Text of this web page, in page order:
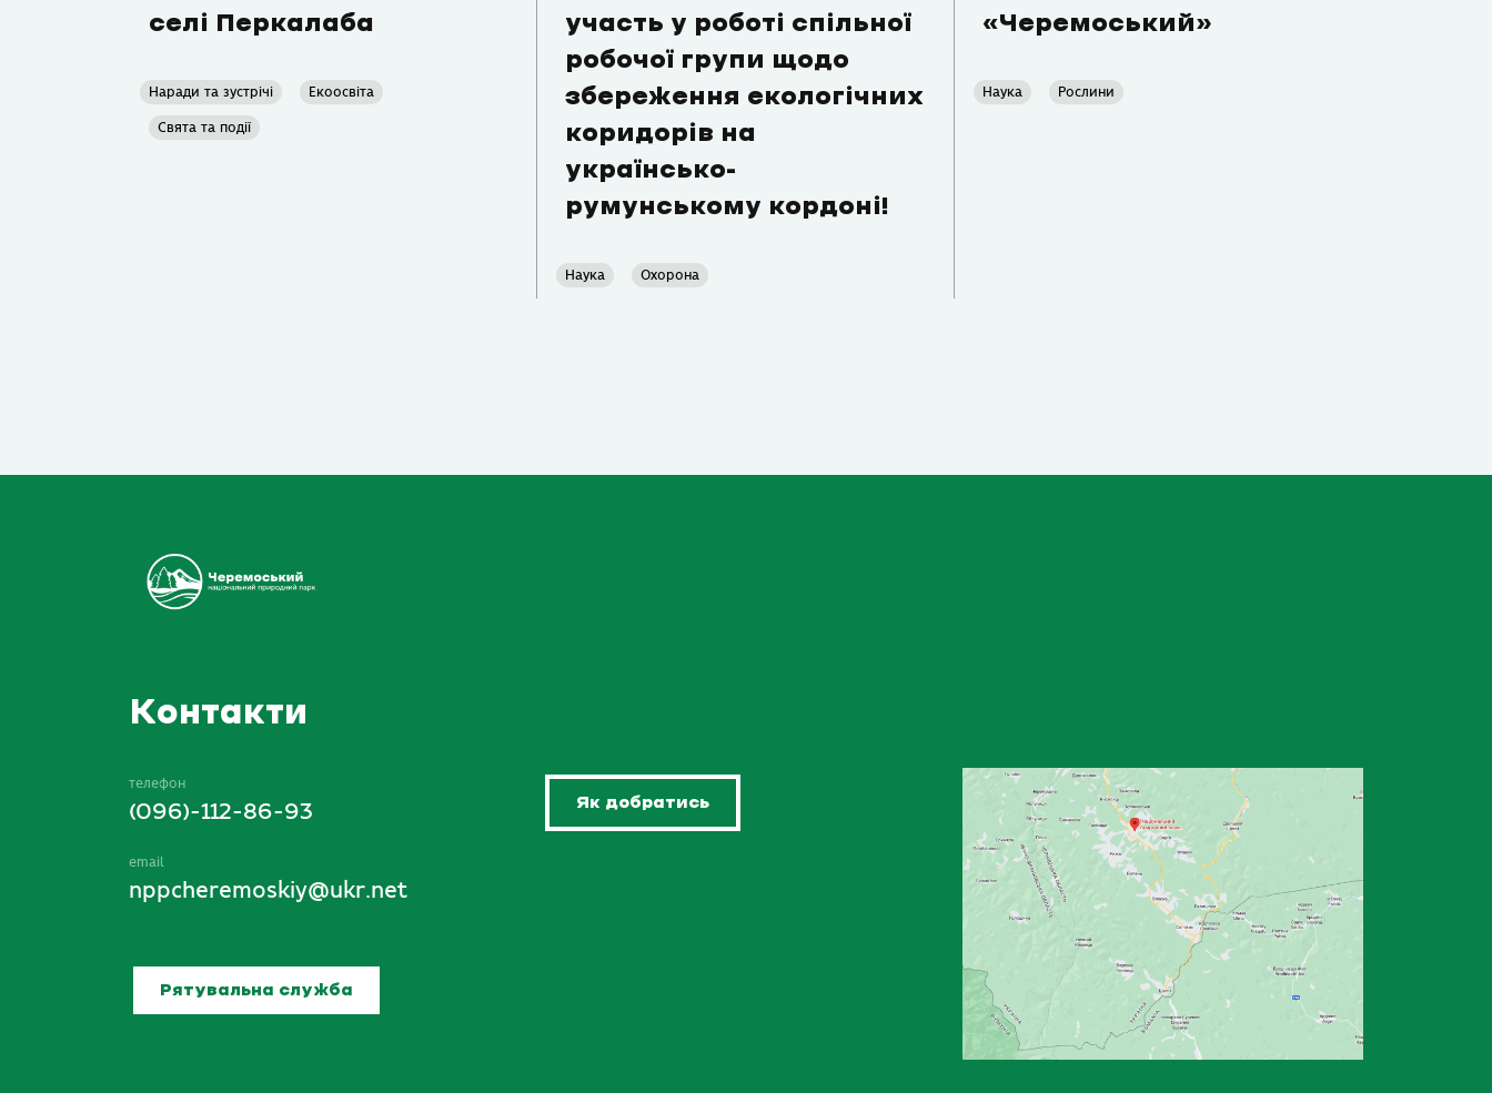
селі Перкалаба
Наради та зустрічі Екоосвіта
Свята та події
участь у роботі спільної
робочої групи щодо
збереження екологічних
коридорів на
українсько-
румунському кордоні!
Наука Охорона
«Черемоський»
Наука Рослини
Контакти
телефон
(096)-112-86-93
email
nppcheremoskiy@ukr.net
Рятувальна служба
Як добратись